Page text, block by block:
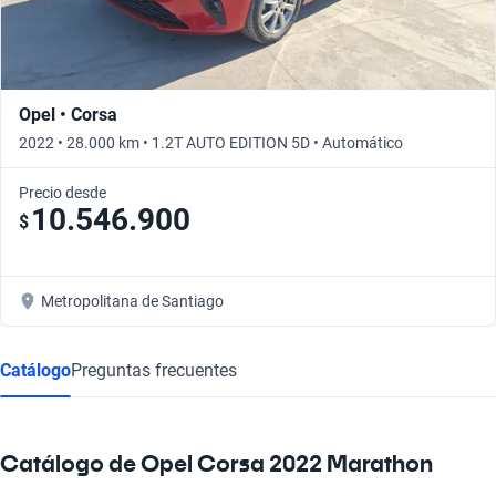
Opel • Corsa
2022 • 28.000 km • 1.2T AUTO EDITION 5D • Automático
Precio desde
$ 10.546.900
Metropolitana de Santiago
CatálogoPreguntas frecuentes
Catálogo de Opel Corsa 2022 Marathon